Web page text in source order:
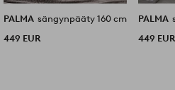
PALMA sängynpääty 160 cm
449 EUR
PALMA
449 EUR